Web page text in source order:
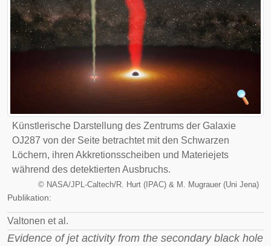
Künstlerische Darstellung des Zentrums der Galaxie
OJ287 von der Seite betrachtet mit den Schwarzen
Löchern, ihren Akkretionsscheiben und Materiejets
während des detektierten Ausbruchs.
© NASA/JPL-Caltech/R. Hurt (IPAC) & M. Mugrauer (Uni Jena)
Publikation:
Valtonen et al.
Evidence of jet activity from the secondary black hole